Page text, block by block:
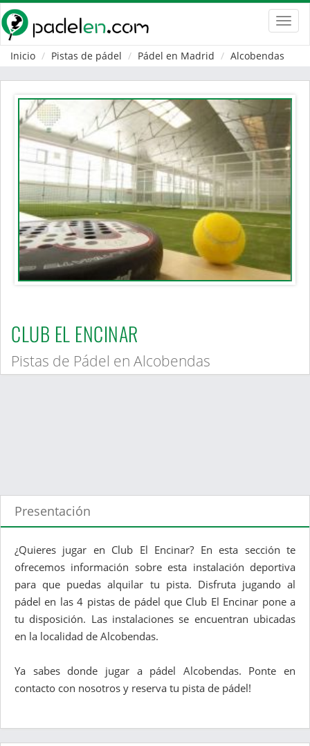
Inicio
Pistas de pádel Pádel en Madrid Alcobendas
CLUB EL ENCINAR
Pistas de Pádel en Alcobendas
Presentación
¿Quieres jugar en Club El Encinar? En esta sección te
ofrecemos información sobre esta instalación deportiva
para que puedas alquilar tu pista. Disfruta jugando al
pádel en las 4 pistas de pádel que Club El Encinar pone a
tu disposición. Las instalaciones se encuentran ubicadas
en la localidad de Alcobendas.
Ya sabes donde jugar a pádel Alcobendas. Ponte en
contacto con nosotros y reserva tu pista de pádel!